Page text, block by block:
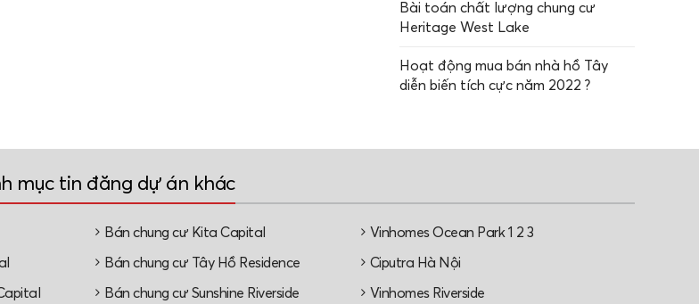
Bài toán chất lượng chung cư
Heritage West Lake
Hoạt động mua bán nhà hồ Tây
diễn biến tích cực năm 2022 ?
mục tin đăng dự án khác
Bán chung cư Kita Capital Vinhomes Ocean Park 1 2 3
Bán chung cư Tây Hồ Residence Ciputra Hà Nội
Bán chung cư Sunshine Riverside Vinhomes Riverside